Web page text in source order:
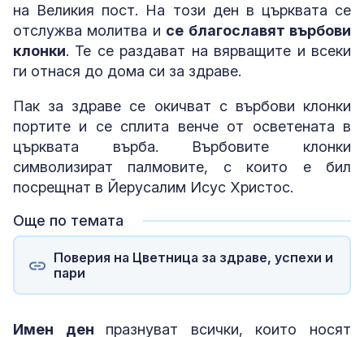
на Великия пост. На този ден в църквата се
отслужва молитва и се благославят върбови
клонки. Те се раздават на вярващите и всеки
ги отнася до дома си за здраве.
Пак за здраве се окичват с върбови клонки
портите и се сплита венче от осветената в
църквата върба. Върбовите клонки
символизират палмовите, с които е бил
посрещнат в Йерусалим Исус Христос.
Още по темата
Поверия на Цветница за здраве, успехи и
пари
Имен ден празнуват всички, които носят